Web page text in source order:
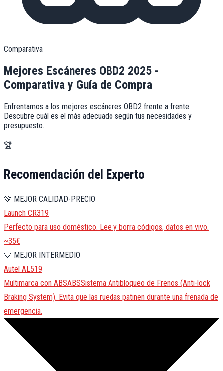
Comparativa
Mejores Escáneres OBD2 2025 -
Comparativa y Guía de Compra
Enfrentamos a los mejores escáneres OBD2 frente a frente.
Descubre cuál es el más adecuado según tus necesidades y
presupuesto.
🏆
Recomendación del Experto
💚 MEJOR CALIDAD-PRECIO
Launch CR319
Perfecto para uso doméstico. Lee y borra códigos, datos en vivo.
~35€
💛 MEJOR INTERMEDIO
Autel AL519
Multimarca con ABSABSSistema Antibloqueo de Frenos (Anti-lock
Braking System). Evita que las ruedas patinen durante una frenada de
emergencia.